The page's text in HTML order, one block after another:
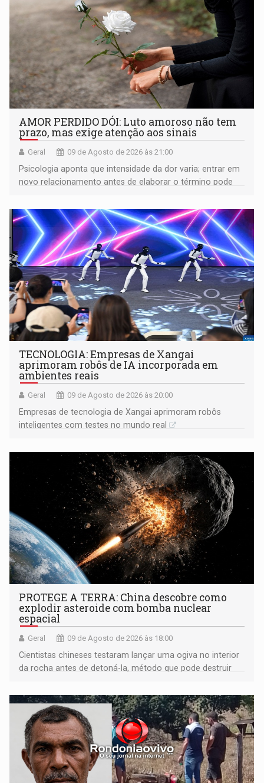
AMOR PERDIDO DÓI: Luto amoroso não tem
prazo, mas exige atenção aos sinais
Geral 09 de Agosto de 2026 às 21:00
Psicologia aponta que intensidade da dor varia; entrar em
novo relacionamento antes de elaborar o término pode
TECNOLOGIA: Empresas de Xangai
aprimoram robôs de IA incorporada em
ambientes reais
Geral 09 de Agosto de 2026 às 20:00
Empresas de tecnologia de Xangai aprimoram robôs
inteligentes com testes no mundo real
PROTEGE A TERRA: China descobre como
explodir asteroide com bomba nuclear
espacial
Geral 09 de Agosto de 2026 às 18:00
Cientistas chineses testaram lançar uma ogiva no interior
da rocha antes de detoná-la, método que pode destruir